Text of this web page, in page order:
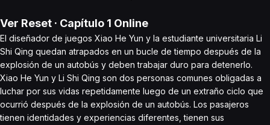
Ver Reset · Capítulo 1 Online
El diseñador de juegos Xiao He Yun y la estudiante universitaria Li
Shi Qing quedan atrapados en un bucle de tiempo después de la
explosión de un autobús y deben trabajar duro para detenerlo.
Xiao He Yun y Li Shi Qing son dos personas comunes obligadas a
luchar por sus vidas repetidamente luego de un extraño ciclo que
ocurrió después de la explosión de un autobús. Los pasajeros
tienen identidades y experiencias diferentes, tienen sus